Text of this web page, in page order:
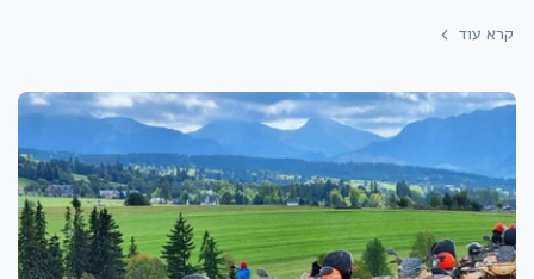
קרא עוד